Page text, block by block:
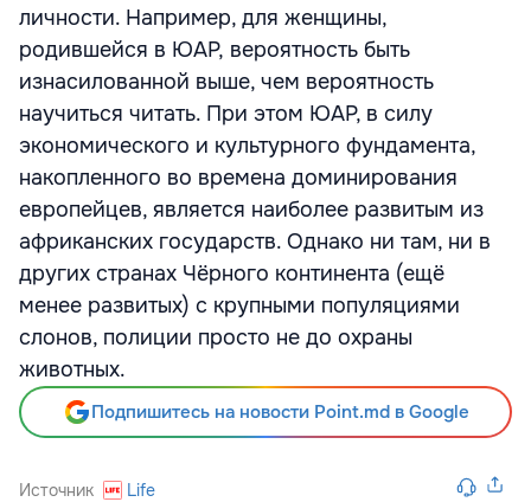
личности. Например, для женщины,
родившейся в ЮАР, вероятность быть
изнасилованной выше, чем вероятность
научиться читать. При этом ЮАР, в силу
экономического и культурного фундамента,
накопленного во времена доминирования
европейцев, является наиболее развитым из
африканских государств. Однако ни там, ни в
других странах Чёрного континента (ещё
менее развитых) с крупными популяциями
слонов, полиции просто не до охраны
животных.
Подпишитесь на новости Point.md в Google
Источник Life